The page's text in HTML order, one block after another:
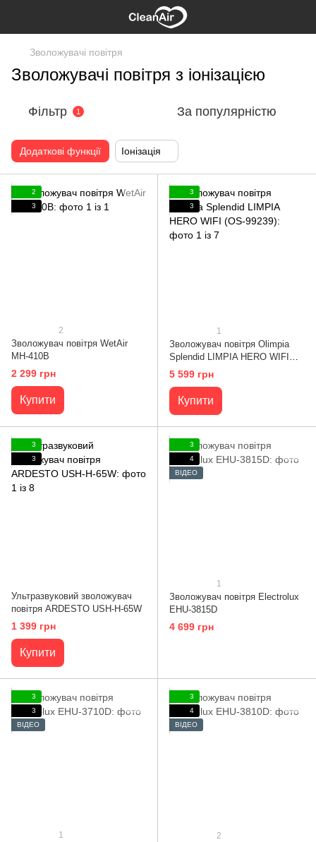
Зволожувачі повітря
Зволожувачі повітря з іонізацією
Фільтр 1 За популярністю
Додаткові функції Іонізація
2
3
2
Зволожувач повітря WetAir
MH-410B
2 299 грн
Купити
3
3
1
Зволожувач повітря Olimpia
Splendid LIMPIA HERO WIFI
(OS-99239)
5 599 грн
Купити
3
3
Ультразвуковий зволожувач
повітря ARDESTO USH-H-65W
1 399 грн
Купити
3
4
ВІДЕО
1
Зволожувач повітря Electrolux
EHU-3815D
4 699 грн
3
3
ВІДЕО
1
3
4
ВІДЕО
2